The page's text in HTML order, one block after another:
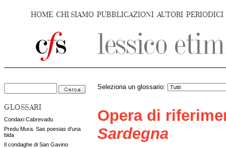
HOME CHI SIAMO PUBBLICAZIONI AUTORI PERIODICI
GLOSSARI
Condaxi Cabrevadu
Predu Mura. Sas poesias d'una
bida
Il condaghe di San Gavino
Seleziona un glossario:
Opera di
Sardegna